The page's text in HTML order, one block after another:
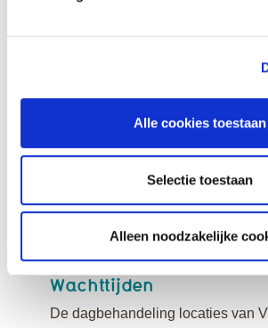
Alle cookies toestaan
Selectie toestaan
Alleen noodzakelijke
situatie het meest passend is
Dagbehandeling?
Komt u een keer kennismaken? U
harte welkom! Dan bespreken we
mogelijkheden. Bel voor meer
klantenservice op
Wachttijden
De dagbehandeling locaties van